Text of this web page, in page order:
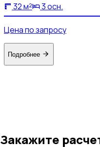
32 м² 3 осн.
Цена по запросу
Подробнее
Закажите